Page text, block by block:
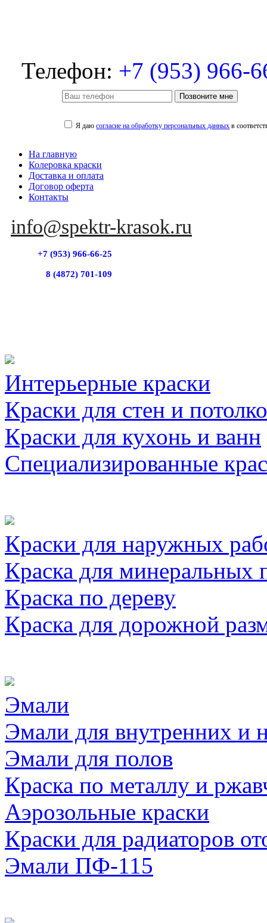
Телефон: +7 (953) 966-
Позвоните мне
Я даюсогласие на обработку персональных данных в
На главную
Колеровка краски
Доставка и оплата
Договор оферта
Контакты
info@spektr-krasok.ru
+7 (953) 966-66-25
8 (4872) 701-109
Интерьерные краски
Краски для стен и
Краски для кухонь и ванн
Специализированные
Краски для наружных
Краска для минеральных
Краска по дереву
Краска для дорожной
Эмали
Эмали для внутренних и
Эмали для полов
Краска по металлу и
Аэрозольные краски
Краски для радиаторов
Эмали ПФ-115